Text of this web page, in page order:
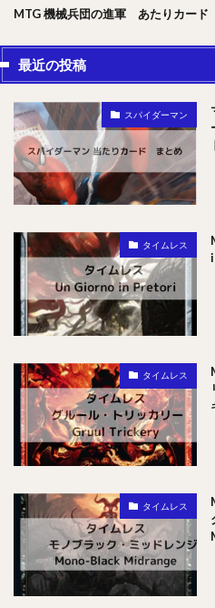
MTG 機械兵団の進軍 あたりカー
最近の投稿
スパイダーマン
タイムレス
タイムレス
タイムレス